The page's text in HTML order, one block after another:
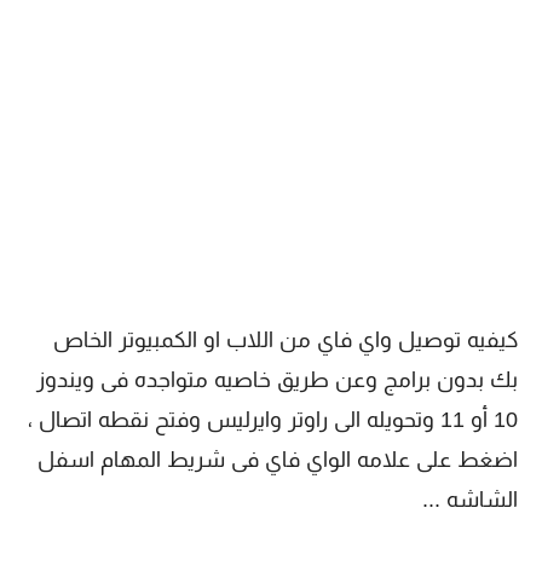
كيفيه توصيل واي فاي من اللاب او الكمبيوتر الخاص
بك بدون برامج وعن طريق خاصيه متواجده فى ويندوز
10 أو 11 وتحويله الى راوتر وايرليس وفتح نقطه اتصال
،
اضغط على علامه الواي فاي فى شريط المهام اسفل
الشاشه ...